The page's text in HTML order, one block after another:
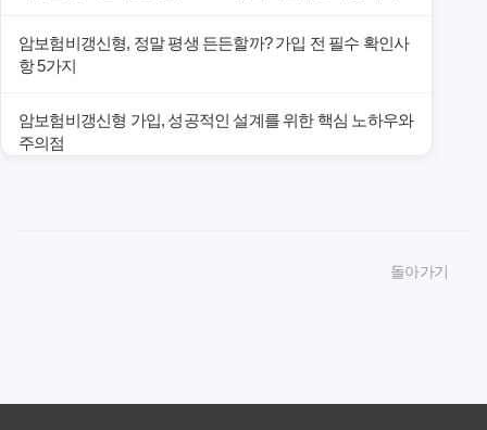
암보험비갱신형, 정말 평생 든든할까? 가입 전 필수 확인사
항 5가지
암보험비갱신형 가입, 성공적인 설계를 위한 핵심 노하우와
주의점
갱신형 암보험과 비갱신형, 어떤 차이가 있을까? 내게 맞는
돌아가기